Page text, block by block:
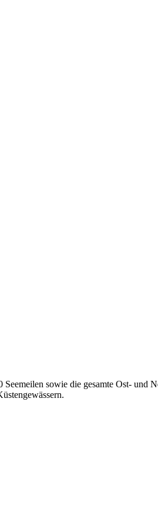
sowie die gesamte Ost- und